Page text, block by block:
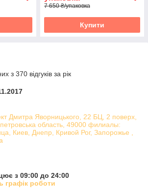
7 650 ₴/упаковка
Купити
з 370 відгуків за рік
Дмитра Яворницького, 22 БЦ, 2 поверх,
область, 49000 филиалы:
Киев, Днепр, Кривой Рог, Запорожье ,
з 09:00 до 24:00
графік роботи